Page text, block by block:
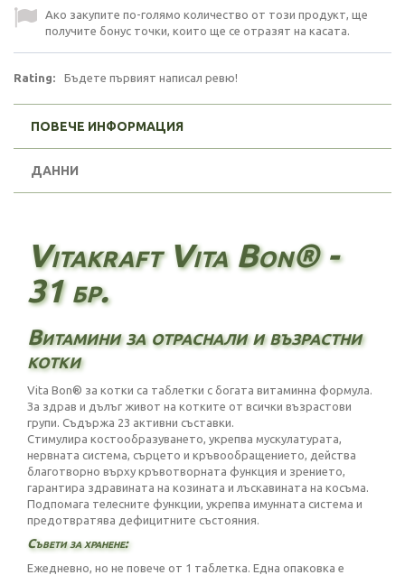
Ако закупите по-голямо количество от този продукт, ще
получите бонус точки, които ще се отразят на касата.
Rating: Бъдете първият написал ревю!
ПОВЕЧЕ ИНФОРМАЦИЯ
ДАННИ
Vitakraft Vita Bon® -
31 бр.
Витамини за отраснали и възрастни
котки
Vita Bon® за котки са таблетки с богата витаминна формула.
За здрав и дълъг живот на котките от всички възрастови
групи. Съдържа 23 активни съставки.
Стимулира костообразуването, укрепва мускулатурата,
нервната система, сърцето и кръвообращението, действа
благотворно върху кръвотворната функция и зрението,
гарантира здравината на козината и лъскавината на косъма.
Подпомага телесните функции, укрепва имунната система и
предотвратява дефицитните състояния.
Съвети за хранене:
Ежедневно, но не повече от 1 таблетка. Една опаковка е